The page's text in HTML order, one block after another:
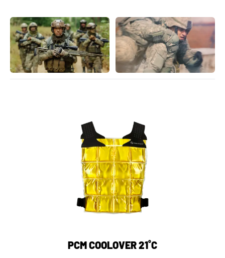
MILIPOLà Paris en novembre 2025, offre des capacités de
gestion thermique sans précédent grâce à une ingénierie
sophistiquée conçue explicitement pour les soldats et le
personnel militaire. Au cœur du système Respire® ; se
trouvent des canaux d'air exclusifs cartographiés pour le
d'activités de haute intensité.
La veste de ventilation Respire® ; représente une avancée
révolutionnaire dans la technologie de refroidissement
personnel, spécialement conçue pour relever ces défis et
maintenir une préparation au combat optimale quelles
que soient les conditions environnementales.
physiologiques humaines. Respire® ; représente la pointe
PCM COOLOVER 21˚C